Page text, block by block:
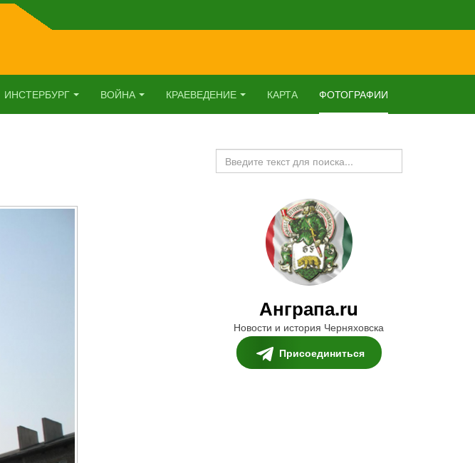
ИНСТЕРБУРГ ВОЙНА КРАЕВЕДЕНИЕ КАРТА ФОТОГРАФИИ
Искать...
Анграпа.ru
Новости и история Черняховска
Присоединиться